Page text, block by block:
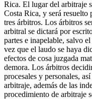
Rica. El lugar del arbitraje
Costa Rica, y será
tres árbitros. Los árbitros
arbitral se dictará por
partes e inapelable, salvo
vez que el laudo se haya
efectos de cosa juzgada
demora. Los árbitros
procesales y personales,
arbitraje, además de las
procedimiento de arbitraje